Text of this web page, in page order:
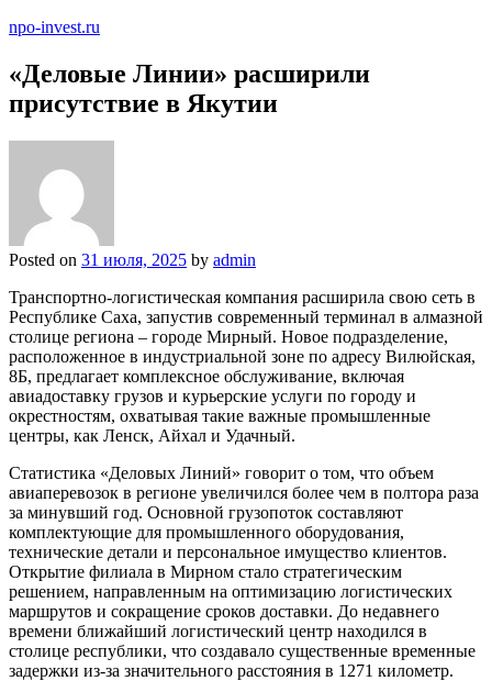
npo-invest.ru
«Деловые Линии» расширили
присутствие в Якутии
Posted on 31 июля, 2025 by admin
Транспортно-логистическая компания расширила свою сеть в
Республике Саха, запустив современный терминал в алмазной
столице региона – городе Мирный. Новое подразделение,
расположенное в индустриальной зоне по адресу Вилюйская,
8Б, предлагает комплексное обслуживание, включая
авиадоставку грузов и курьерские услуги по городу и
окрестностям, охватывая такие важные промышленные
центры, как Ленск, Айхал и Удачный.
Статистика «Деловых Линий» говорит о том, что объем
авиаперевозок в регионе увеличился более чем в полтора раза
за минувший год. Основной грузопоток составляют
комплектующие для промышленного оборудования,
технические детали и персональное имущество клиентов.
Открытие филиала в Мирном стало стратегическим
решением, направленным на оптимизацию логистических
маршрутов и сокращение сроков доставки. До недавнего
времени ближайший логистический центр находился в
столице республики, что создавало существенные временные
задержки из-за значительного расстояния в 1271 километр.